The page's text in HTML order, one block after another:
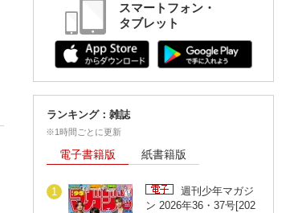
スマートフォン・
タブレット
ランキング：雑誌
※1時間ごとに更新
電子書籍版 紙書籍版
1
週刊少年マガジ
ン 2026年36・37号[202